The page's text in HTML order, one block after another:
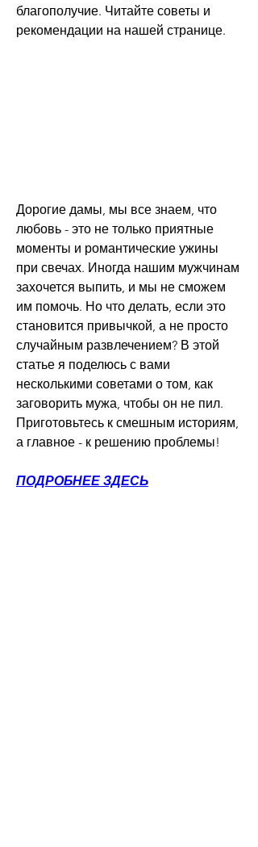
благополучие. Читайте советы и
рекомендации на нашей странице.
Дорогие дамы, мы все знаем, что
любовь - это не только приятные
моменты и романтические ужины
при свечах. Иногда нашим мужчинам
захочется выпить, и мы не сможем
им помочь. Но что делать, если это
становится привычкой, а не просто
случайным развлечением? В этой
статье я поделюсь с вами
несколькими советами о том, как
заговорить мужа, чтобы он не пил.
Приготовьтесь к смешным историям,
а главное - к решению проблемы!
ПОДРОБНЕЕ ЗДЕСЬ